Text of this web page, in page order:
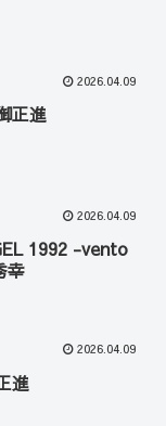
2026.04.09
正進
2026.04.09
1992 -vento
幸
2026.04.09
進